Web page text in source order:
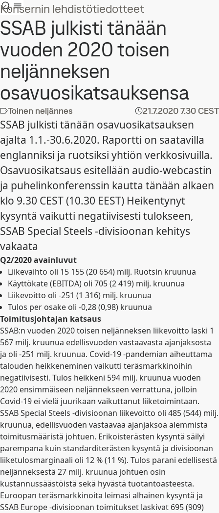
Konsernin lehdistötiedotteet
SSAB julkisti tänään
vuoden 2020 toisen
neljänneksen
osavuosikatsauksensa
Toinen neljännes 21.7.20207.30 CEST
SSAB julkisti tänään osavuosikatsauksen
ajalta 1.1.-30.6.2020. Raportti on saatavilla
englanniksi ja ruotsiksi yhtiön verkkosivuilla.
Osavuosikatsaus esitellään audio-webcastin
ja puhelinkonferenssin kautta tänään alkaen
klo 9.30 CEST (10.30 EEST) Heikentynyt
kysyntä vaikutti negatiivisesti tulokseen,
SSAB Special Steels -divisioonan kehitys
vakaata
Q2/2020 avainluvut
Liikevaihto oli 15 155 (20 654) milj. Ruotsin kruunua
Käyttökate (EBITDA) oli 705 (2 419) milj. kruunua
Liikevoitto oli -251 (1 316) milj. kruunua
Tulos per osake oli -0,28 (0,98) kruunua
Toimitusjohtajan katsaus
SSAB:n vuoden 2020 toisen neljänneksen liikevoitto laski 1
567 milj. kruunua edellisvuoden vastaavasta ajanjaksosta
ja oli -251 milj. kruunua. Covid-19 -pandemian aiheuttama
talouden heikkeneminen vaikutti teräsmarkkinoihin
negatiivisesti. Tulos heikkeni 594 milj. kruunua vuoden
2020 ensimmäiseen neljännekseen verrattuna, jolloin
Covid-19 ei vielä juurikaan vaikuttanut liiketoimintaan.
SSAB Special Steels -divisioonan liikevoitto oli 485 (544) milj.
kruunua, edellisvuoden vastaavaa ajanjaksoa alemmista
toimitusmääristä johtuen. Erikoisterästen kysyntä säilyi
parempana kuin standarditerästen kysyntä ja divisioonan
liiketulosmarginaali oli 12 % (11 %). Tulos parani edellisestä
neljänneksestä 27 milj. kruunua johtuen osin
kustannussäästöistä sekä hyvästä tuotantoasteesta.
Euroopan teräsmarkkinoita leimasi alhainen kysyntä ja
SSAB Europe -divisioonan toimitukset laskivat 695 (909)